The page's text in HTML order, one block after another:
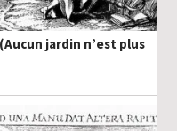
jardin n’est plus